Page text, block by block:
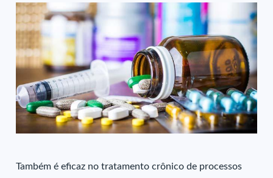
Também é eficaz no tratamento crônico de processos